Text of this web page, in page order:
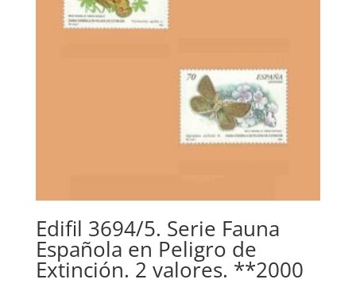
Edifil 3694/5. Serie Fauna
Española en Peligro de
Extinción. 2 valores. **2000